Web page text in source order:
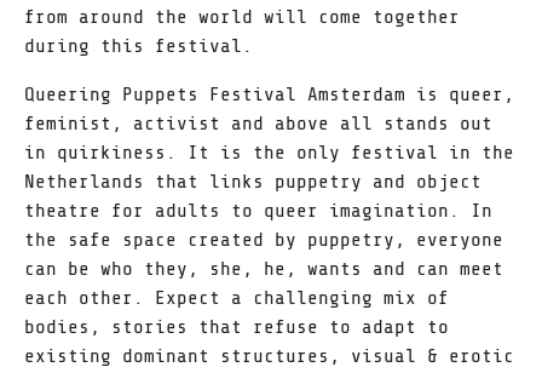
from around the world will come together
during this festival.
Queering Puppets Festival Amsterdam is queer,
feminist, activist and above all stands out
in quirkiness. It is the only festival in the
Netherlands that links puppetry and object
theatre for adults to queer imagination. In
the safe space created by puppetry, everyone
can be who they, she, he, wants and can meet
each other. Expect a challenging mix of
bodies, stories that refuse to adapt to
existing dominant structures, visual & erotic